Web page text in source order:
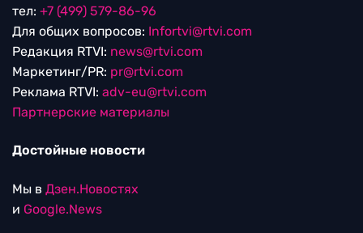
тел: +7 (499) 579-86-96
Для общих вопросов: Infortvi@rtvi.com
Редакция RTVI: news@rtvi.com
Маркетинг/PR: pr@rtvi.com
Реклама RTVI: adv-eu@rtvi.com
Партнерские материалы
Достойные новости
Мы в Дзен.Новостях
и Google.News